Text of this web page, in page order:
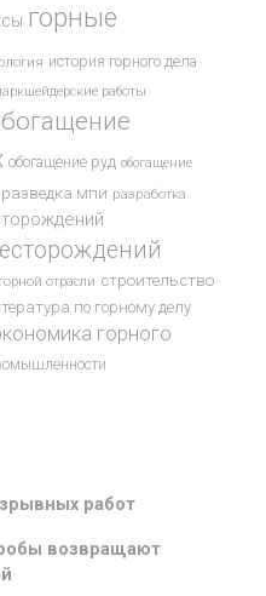
горные
история горного дела
работы
обогащение руд обогащение
разведка мпи разработка
отрасли строительство
по горному делу
горного
работ
возвращают